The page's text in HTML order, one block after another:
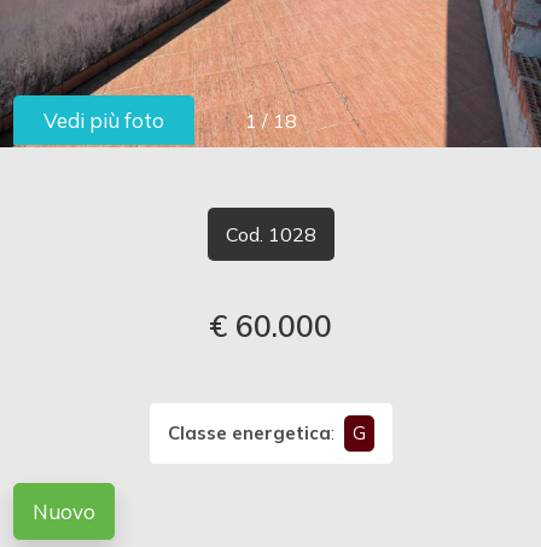
1 / 18
Vedi più foto
Cod. 1028
€ 60.000
Classe energetica: G
Nuovo
LAVORA
CON
NOI
Provincia
Comune
Residenziali